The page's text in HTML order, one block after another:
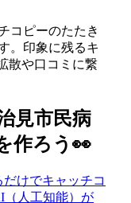
コピーのたたき
。印象に残るキ
散や口コミに繋
見市民病
作ろう👀
けでキャッチコ
（人工知能）が